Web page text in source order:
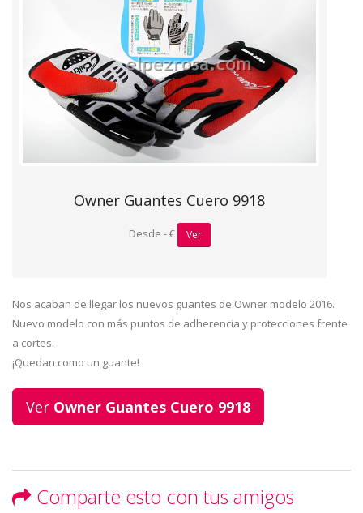
Owner Guantes Cuero 9918
Desde - € Ver
Nos acaban de llegar los nuevos guantes de Owner modelo 2016.
Nuevo modelo con más puntos de adherencia y protecciones frente
a cortes.
¡Quedan como un guante!
Ver Owner Guantes Cuero 9918
Comparte esto con tus amigos